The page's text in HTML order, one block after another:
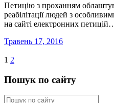
Петицію з проханням
реабілітації людей з
на сайті електронних
Травень 17, 2016
1 2
Пошук по сайту